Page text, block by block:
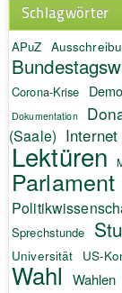
Schlagwörter
APuZ
Corona-Krise
Dokumentation
(Saale) Internet
Lektüren
Parlament
Sprechstunde
Universität US-
Wahl Wahlen